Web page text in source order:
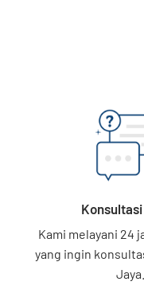
Kami melayani 24
yang ingin
Jaya.